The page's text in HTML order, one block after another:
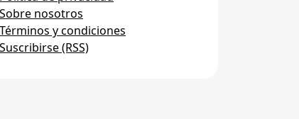
Sobre nosotros
Términos y condiciones
Suscribirse (RSS)